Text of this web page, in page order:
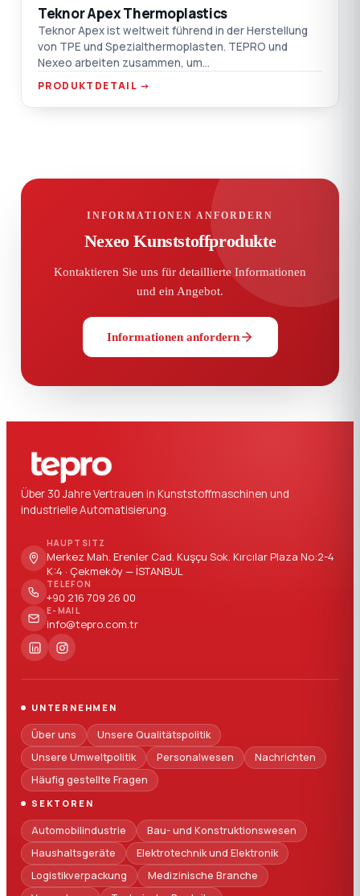
Teknor Apex Thermoplastics
Teknor Apex ist weltweit führend in der Herstellung
von TPE und Spezialthermoplasten. TEPRO und
Nexeo arbeiten zusammen, um
Hochleistungsmaterialien zu entwicke
PRODUKTDETAIL →
INFORMATIONEN ANFORDERN
Nexeo Kunststoffprodukte
Kontaktieren Sie uns für detaillierte Informationen
und ein Angebot.
Informationen anfordern
Über 30 Jahre Vertrauen in Kunststoffmaschinen und
industrielle Automatisierung.
HAUPTSITZ
Merkez Mah. Erenler Cad. Kuşçu Sok. Kırcılar Plaza No:2-4
K:4 · Çekmeköy — İSTANBUL
TELEFON
+90 216 709 26 00
E-MAIL
info@tepro.com.tr
UNTERNEHMEN
Über uns
Unsere Qualitätspolitik
Unsere Umweltpolitik
Personalwesen
Nachrichten
Häufig gestellte Fragen
SEKTOREN
Automobilindustrie
Bau- und Konstruktionswesen
Haushaltsgeräte
Elektrotechnik und Elektronik
Logistikverpackung
Medizinische Branche